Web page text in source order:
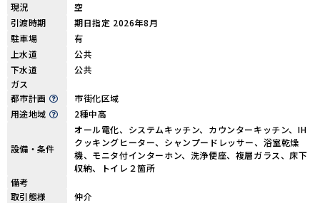
現況
空
引渡時期
期日指定 2026年8月
駐車場
有
上水道
公共
下水道
公共
ガス
都市計画
市街化区域
用途地域
2種中高
設備・条件
オール電化、システムキッチン、カウンターキッチン、IH
クッキングヒーター、シャンプードレッサー、浴室乾燥
機、モニタ付インターホン、洗浄便座、複層ガラス、床下
収納、トイレ２箇所
備考
取引態様
仲介